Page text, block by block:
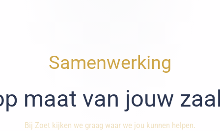
Samenwerking
maat van jouw
Bij Zoet kijken we graag waar we jou kunnen helpen.